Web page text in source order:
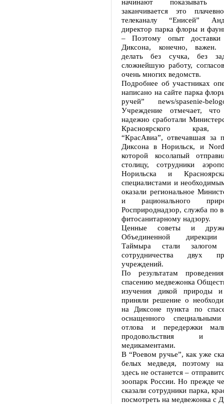
начинают показывать
заканчивается это
телеканалу “Енисей”
директор парка флоры и
– Поэтому опыт доставки
Диксона, конечно,
делать без сучка, без
сложнейшую работу,
очень многих ведомств.
Подробнее об участниках
написано на сайте парка
ручей” news/spasenie-
Учреждение отмечает,
надежно сработали
Красноярского края,
“КрасАвиа”, отвечавшая за
Диксона в Норильск, и
которой косолапый
столицу, сотрудники
Норильска и
специалистами и
оказали региональное
и рационального
Росприроднадзор, служба по
фитосанитарному надзору.
Ценные советы и
Объединенной дирекции
Таймыра стали залогом
сотрудничества двух
учреждений.
По результатам
спасению медвежонка
изучения дикой природы
приняли решение о
на Диксоне пункта по
оснащенного
отлова и передержки
продовольствия и
медикаментами.
В “Роевом ручье”, как уже
белых медведя, поэтому
здесь не останется –
зоопарк России. Но прежде
сказали сотрудники парка,
посмотреть на медвежонка с